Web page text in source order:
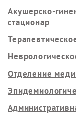
Акушерско-
стационар
Отделение